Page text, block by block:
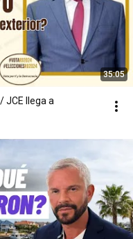
35:05
JCE llega a